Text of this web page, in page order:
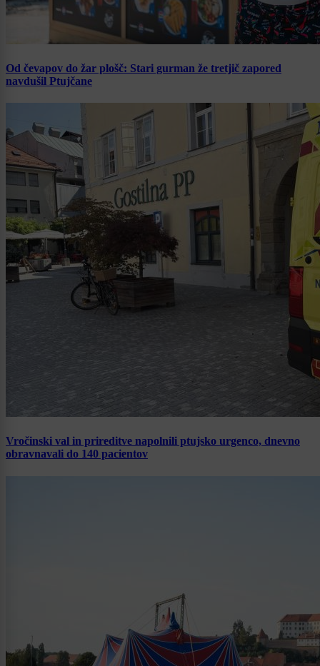
Od čevapov do žar plošč: Stari gurman že tretjič zapored
navdušil Ptujčane
Vročinski val in prireditve napolnili ptujsko urgenco, dnevno
obravnavali do 140 pacientov